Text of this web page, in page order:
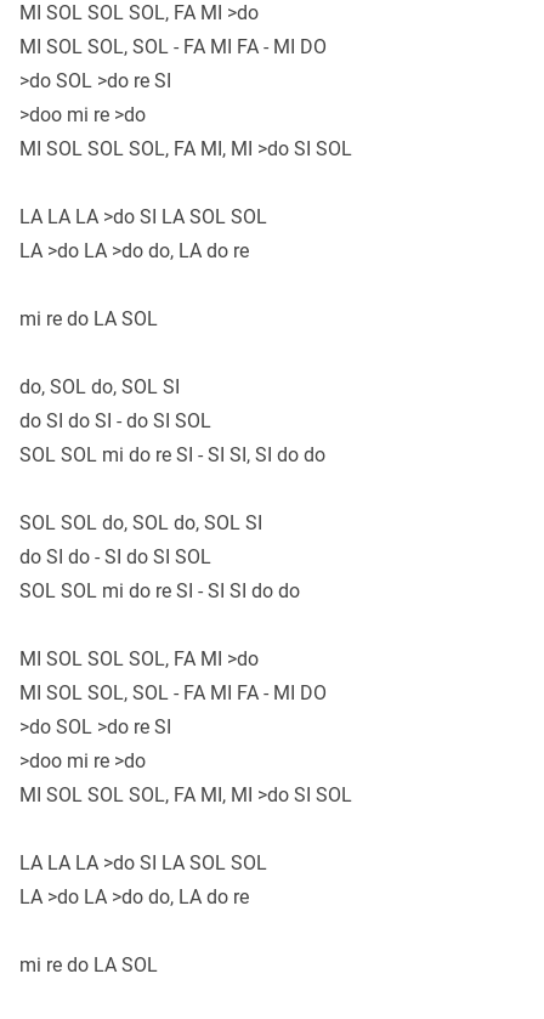
MI SOL SOL SOL, FA MI >do
MI SOL SOL, SOL - FA MI FA - MI DO
>do SOL >do re SI
>doo mi re >do
MI SOL SOL SOL, FA MI, MI >do SI SOL
LA LA LA >do SI LA SOL SOL
LA >do LA >do do, LA do re
mi re do LA SOL
do, SOL do, SOL SI
do SI do SI - do SI SOL
SOL SOL mi do re SI - SI SI, SI do do
SOL SOL do, SOL do, SOL SI
do SI do - SI do SI SOL
SOL SOL mi do re SI - SI SI do do
MI SOL SOL SOL, FA MI >do
MI SOL SOL, SOL - FA MI FA - MI DO
>do SOL >do re SI
>doo mi re >do
MI SOL SOL SOL, FA MI, MI >do SI SOL
LA LA LA >do SI LA SOL SOL
LA >do LA >do do, LA do re
mi re do LA SOL